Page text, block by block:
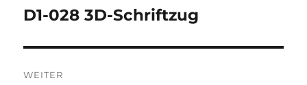
Vorheriger
D1-028 3D-Schriftzug
WEITER